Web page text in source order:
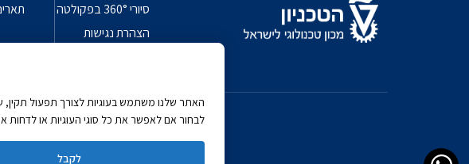
סיורי 360° בפקולטה
הצהרת נגישות
האתר שלנו משתמש בעוגיות לצורך תפעול תקין,
לבחור אם לאפשר את כל סוגי העוגיות או לדחות
לקבל